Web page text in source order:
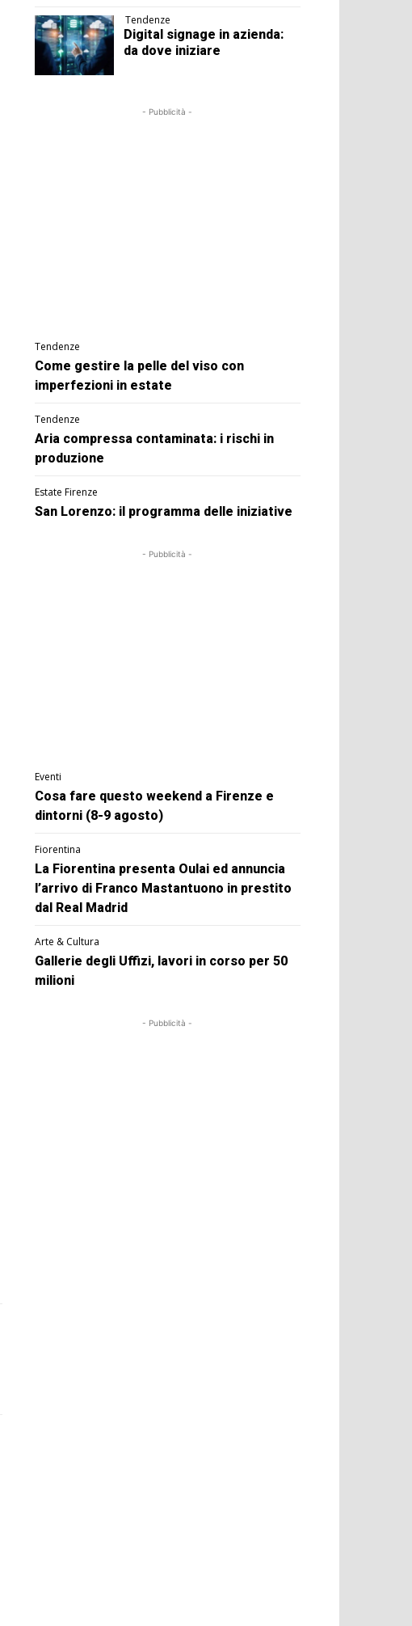
Tendenze
Digital signage in azienda:
da dove iniziare
- Pubblicità -
Tendenze
Come gestire la pelle del viso con
imperfezioni in estate
Tendenze
Aria compressa contaminata: i rischi in
produzione
Estate Firenze
San Lorenzo: il programma delle iniziative
- Pubblicità -
Eventi
Cosa fare questo weekend a Firenze e
dintorni (8-9 agosto)
Fiorentina
La Fiorentina presenta Oulai ed annuncia
l’arrivo di Franco Mastantuono in prestito
dal Real Madrid
Arte & Cultura
Gallerie degli Uffizi, lavori in corso per 50
milioni
- Pubblicità -